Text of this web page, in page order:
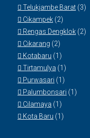
Telukjambe Barat (3)
Cikampek (2)
Rengas Dengklok (2)
Cikarang (2)
Kotabaru (1)
Tirtamulya (1)
Purwasari (1)
Palumbonsari (1)
Cilamaya (1)
Kota Baru (1)